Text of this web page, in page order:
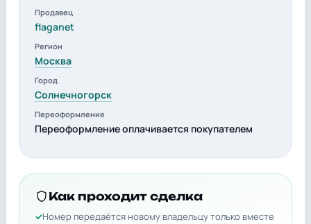
Продавец
flaganet
Регион
Москва
Город
Солнечногорск
Переоформление
Переоформление оплачивается покупателем
Как проходит сделка
Номер передаётся новому владельцу только вместе